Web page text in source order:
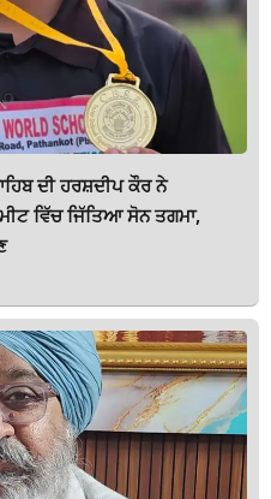
ਦੀ ਹਰਸ਼ਦੀਪ ਕੌਰ ਨੇ
ਵਿੱਚ ਜਿੱਤਿਆ ਸੋਨ ਤਗਮਾ,